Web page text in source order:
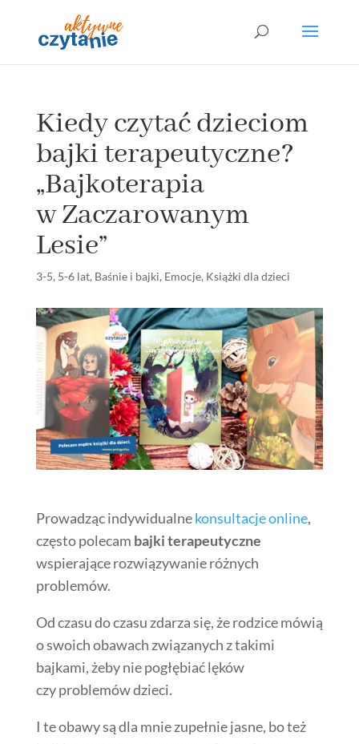
Kiedy czytać dzieciom
bajki terapeutyczne?
„Bajkoterapia
w Zaczarowanym
Lesie”
3-5, 5-6 lat, Baśnie i bajki, Emocje, Książki dla dzieci
Prowadząc indywidualnekonsultacje online,
często polecam bajki terapeutyczne
wspierające rozwiązywanie różnych
problemów.
Od czasu do czasu zdarza się, że rodzice mówią
o swoich obawach związanych z takimi
bajkami, żeby nie pogłębiać lęków
czy problemów dzieci.
I te obawy są dla mnie zupełnie jasne, bo też